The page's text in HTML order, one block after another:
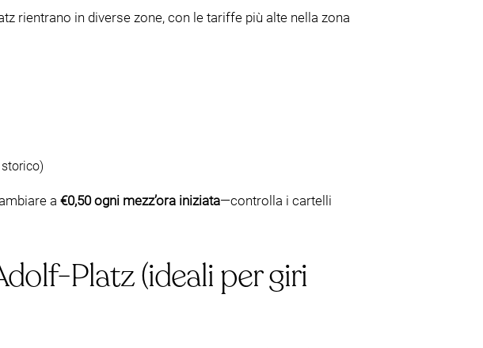
rientrano in diverse zone, con le tariffe più alte nella zona
a €0,50 ogni mezz’ora iniziata—controlla i cartelli
Platz (ideali per giri